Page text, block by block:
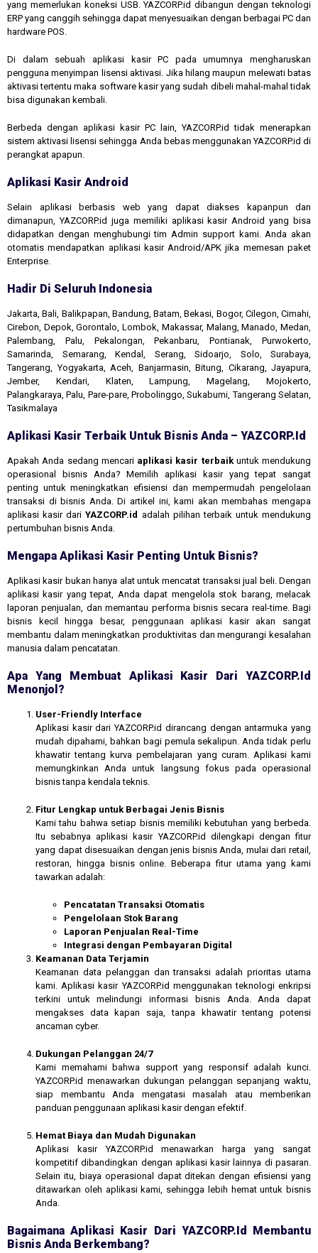
yang memerlukan koneksi USB. YAZCORP.id dibangun dengan teknologi
ERP yang canggih sehingga dapat menyesuaikan dengan berbagai PC dan
hardware POS.
Di dalam sebuah aplikasi kasir PC pada umumnya mengharuskan
pengguna menyimpan lisensi aktivasi. Jika hilang maupun melewati batas
aktivasi tertentu maka software kasir yang sudah dibeli mahal-mahal tidak
bisa digunakan kembali.
Berbeda dengan aplikasi kasir PC lain, YAZCORP.id tidak menerapkan
sistem aktivasi lisensi sehingga Anda bebas menggunakan YAZCORP.id di
perangkat apapun.
Aplikasi Kasir Android
Selain aplikasi berbasis web yang dapat diakses kapanpun dan
dimanapun, YAZCORP.id juga memiliki aplikasi kasir Android yang bisa
didapatkan dengan menghubungi tim Admin support kami. Anda akan
otomatis mendapatkan aplikasi kasir Android/APK jika memesan paket
Enterprise.
Hadir Di Seluruh Indonesia
Jakarta, Bali, Balikpapan, Bandung, Batam, Bekasi, Bogor, Cilegon, Cimahi,
Cirebon, Depok, Gorontalo, Lombok, Makassar, Malang, Manado, Medan,
Palembang, Palu, Pekalongan, Pekanbaru, Pontianak, Purwokerto,
Samarinda, Semarang, Kendal, Serang, Sidoarjo, Solo, Surabaya,
Tangerang, Yogyakarta, Aceh, Banjarmasin, Bitung, Cikarang, Jayapura,
Jember, Kendari, Klaten, Lampung, Magelang, Mojokerto,
Palangkaraya, Palu, Pare-pare, Probolinggo, Sukabumi, Tangerang Selatan,
Tasikmalaya
Aplikasi Kasir Terbaik Untuk Bisnis Anda – YAZCORP.id
Apakah Anda sedang mencari aplikasi kasir terbaikuntuk mendukung
operasional bisnis Anda? Memilih aplikasi kasir yang tepat sangat
penting untuk meningkatkan efisiensi dan mempermudah pengelolaan
transaksi di bisnis Anda. Di artikel ini, kami akan membahas mengapa
aplikasi kasir dariYAZCORP.id adalah pilihan terbaik untuk mendukung
pertumbuhan bisnis Anda.
Mengapa Aplikasi Kasir Penting Untuk Bisnis?
Aplikasi kasir bukan hanya alat untuk mencatat transaksi jual beli. Dengan
aplikasi kasir yang tepat, Anda dapat mengelola stok barang, melacak
laporan penjualan, dan memantau performa bisnis secara real-time. Bagi
bisnis kecil hingga besar, penggunaan aplikasi kasir akan sangat
membantu dalam meningkatkan produktivitas dan mengurangi kesalahan
manusia dalam pencatatan.
Apa Yang Membuat Aplikasi Kasir Dari YAZCORP.id
Menonjol?
User-Friendly Interface
Aplikasi kasir dari YAZCORP.id dirancang dengan antarmuka yang
mudah dipahami, bahkan bagi pemula sekalipun. Anda tidak perlu
khawatir tentang kurva pembelajaran yang curam. Aplikasi kami
memungkinkan Anda untuk langsung fokus pada operasional
bisnis tanpa kendala teknis.
Fitur Lengkap untuk Berbagai Jenis Bisnis
Kami tahu bahwa setiap bisnis memiliki kebutuhan yang berbeda.
Itu sebabnya aplikasi kasir YAZCORP.id dilengkapi dengan fitur
yang dapat disesuaikan dengan jenis bisnis Anda, mulai dari retail,
restoran, hingga bisnis online. Beberapa fitur utama yang kami
tawarkan adalah:
Pencatatan Transaksi Otomatis
Pengelolaan Stok Barang
Laporan Penjualan Real-Time
Integrasi dengan Pembayaran Digital
Keamanan Data Terjamin
Keamanan data pelanggan dan transaksi adalah prioritas utama
kami. Aplikasi kasir YAZCORP.id menggunakan teknologi enkripsi
terkini untuk melindungi informasi bisnis Anda. Anda dapat
mengakses data kapan saja, tanpa khawatir tentang potensi
ancaman cyber.
Dukungan Pelanggan 24/7
Kami memahami bahwa support yang responsif adalah kunci.
YAZCORP.id menawarkan dukungan pelanggan sepanjang waktu,
siap membantu Anda mengatasi masalah atau memberikan
panduan penggunaan aplikasi kasir dengan efektif.
Hemat Biaya dan Mudah Digunakan
Aplikasi kasir YAZCORP.id menawarkan harga yang sangat
kompetitif dibandingkan dengan aplikasi kasir lainnya di pasaran.
Selain itu, biaya operasional dapat ditekan dengan efisiensi yang
ditawarkan oleh aplikasi kami, sehingga lebih hemat untuk bisnis
Anda.
Bagaimana Aplikasi Kasir Dari YAZCORP.id Membantu
Bisnis Anda Berkembang?